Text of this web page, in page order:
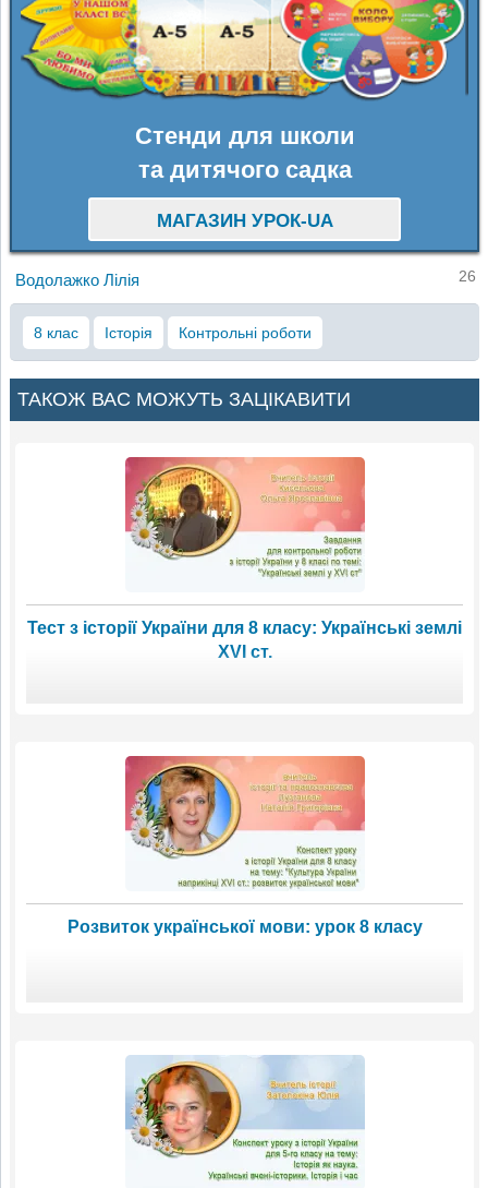
Стенди для школи
та дитячого садка
МАГАЗИН УРОК-UA
Водолажко Лілія 26
8 клас Історія Контрольні роботи
ТАКОЖ ВАС МОЖУТЬ ЗАЦІКАВИТИ
Тест з історії України для 8 класу: Українські землі
ХVI ст.
Розвиток української мови: урок 8 класу